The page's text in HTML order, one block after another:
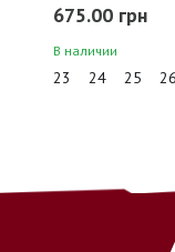
счет ФЛП (ФОП)
2.3. После
675.00 грн
В наличии
23 24 25 26